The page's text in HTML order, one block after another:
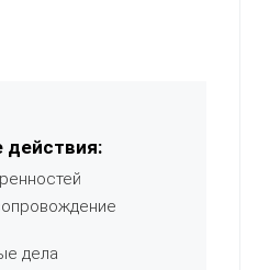
действия:
дела